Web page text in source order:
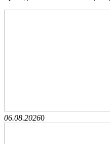
06.08.20260